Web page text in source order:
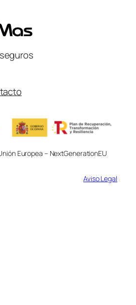
Europea – NextGenerationEU
Aviso Legal